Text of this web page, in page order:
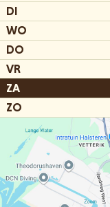
DI
WO
DO
VR
ZA
ZO